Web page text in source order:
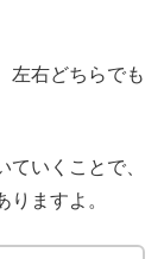
左右どちらでも
いくことで、
ますよ。